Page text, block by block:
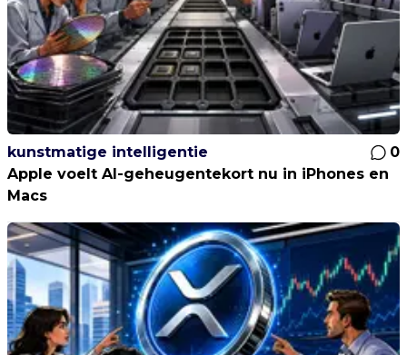
kunstmatige intelligentie
0
Apple voelt AI-geheugentekort nu in iPhones en
Macs